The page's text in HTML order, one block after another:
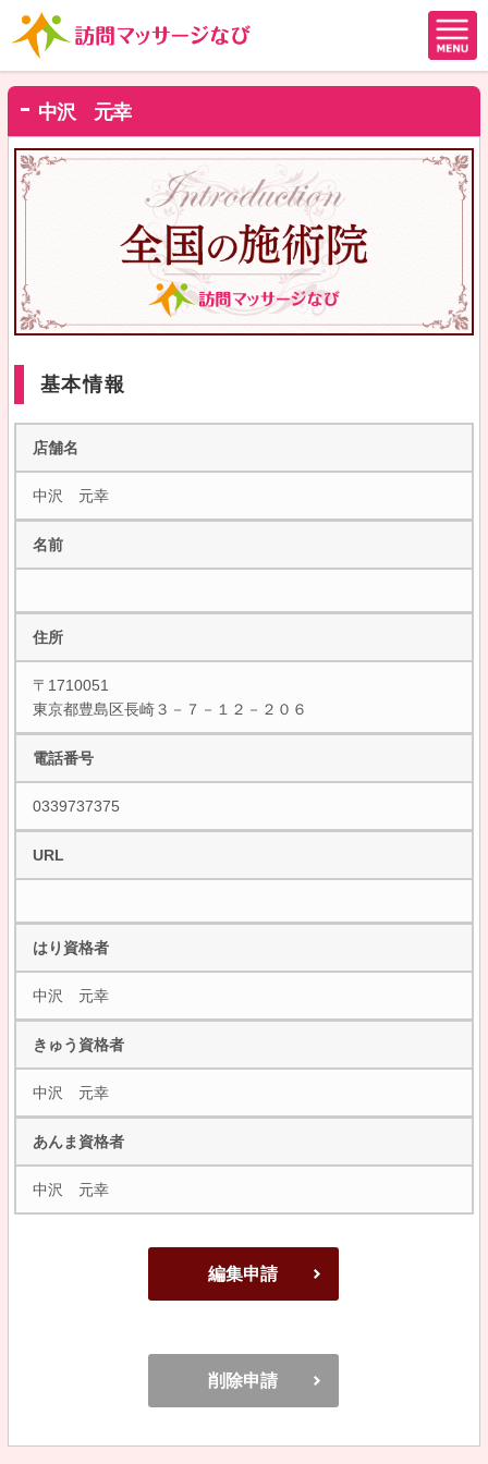
中沢 元幸
基本情報
店舗名
中沢 元幸
名前
住所
〒1710051
東京都豊島区長崎３－７－１２－２０６
電話番号
0339737375
URL
はり資格者
中沢 元幸
きゅう資格者
中沢 元幸
あんま資格者
中沢 元幸
編集申請
削除申請